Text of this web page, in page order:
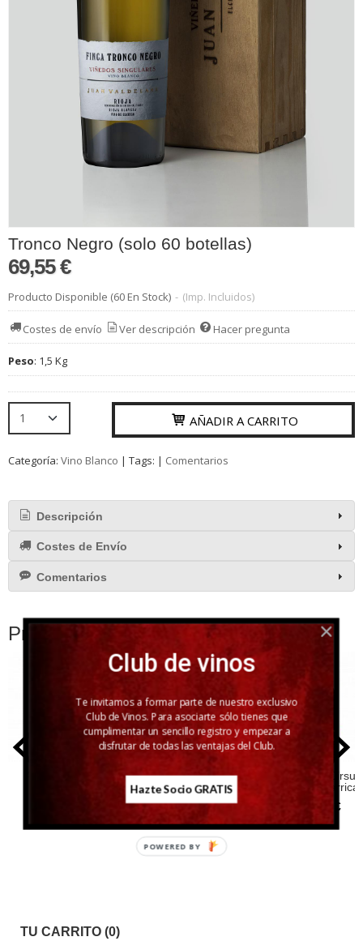
TU CARRITO (0)
Tronco Negro (solo 60 botellas)
69,55 €
Producto Disponible (60 En Stock) - (Imp. Incluidos)
Costes de envío Ver descripción Hacer pregunta
Peso: 1,5 Kg
AÑADIR A CARRITO
Categoría: Vino Blanco | Tags: | Comentarios
Descripción
Costes de Envío
Comentarios
Productos Relacionados
Bardos Verdejo
5,79 €
Agnvs Malvasía
8,65 €
Pago de Cirsus
Blanco Barrica
13,46 €
Club de vinos
Te invitamos a formar parte de nuestro exclusivo
Club de Vinos. Para asociarte sólo tienes que
cumplimentar un sencillo registro y empezar a
disfrutar de todas las ventajas del Club.
Hazte Socio GRATIS
POWERED BY